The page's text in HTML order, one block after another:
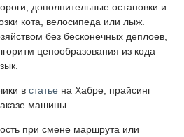
дополнительные остановки и
кота, велосипеда или лыж.
без бесконечных деплоев,
ценообразования из кода
в статье на Хабре, прайсинг
машины.
при смене маршрута или